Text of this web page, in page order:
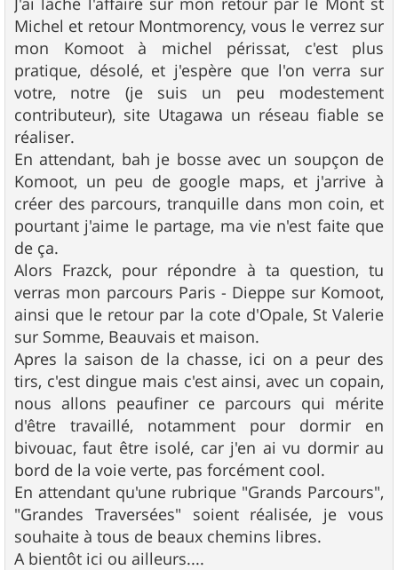
Michel et retour Montmorency, vous le verrez sur
mon Komoot à michel périssat, c'est plus
pratique, désolé, et j'espère que l'on verra sur
votre, notre (je suis un peu modestement
contributeur), site Utagawa un réseau fiable se
réaliser.
En attendant, bah je bosse avec un soupçon de
Komoot, un peu de google maps, et j'arrive à
créer des parcours, tranquille dans mon coin, et
pourtant j'aime le partage, ma vie n'est faite que
de ça.
Alors Frazck, pour répondre à ta question, tu
verras mon parcours Paris - Dieppe sur Komoot,
ainsi que le retour par la cote d'Opale, St Valerie
sur Somme, Beauvais et maison.
Apres la saison de la chasse, ici on a peur des
tirs, c'est dingue mais c'est ainsi, avec un copain,
nous allons peaufiner ce parcours qui mérite
d'être travaillé, notamment pour dormir en
bivouac, faut être isolé, car j'en ai vu dormir au
bord de la voie verte, pas forcément cool.
En attendant qu'une rubrique "Grands Parcours",
"Grandes Traversées" soient réalisée, je vous
souhaite à tous de beaux chemins libres.
A bientôt ici ou ailleurs....